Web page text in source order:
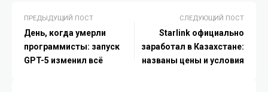
ПРЕДЫДУЩИЙ ПОСТ
День, когда умерли
программисты: запуск
GPT-5 изменил всё
СЛЕДУЮЩИЙ ПОСТ
Starlink официально
заработал в Казахстане:
названы цены и условия